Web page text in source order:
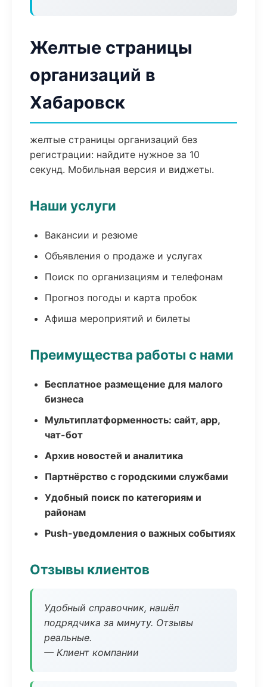
Желтые страницы
организаций в
Хабаровск
желтые страницы организаций без
регистрации: найдите нужное за 10
секунд. Мобильная версия и виджеты.
Наши услуги
Вакансии и резюме
Объявления о продаже и услугах
Поиск по организациям и телефонам
Прогноз погоды и карта пробок
Афиша мероприятий и билеты
Преимущества работы с нами
Бесплатное размещение для малого
бизнеса
Мультиплатформенность: сайт, app,
чат-бот
Архив новостей и аналитика
Партнёрство с городскими службами
Удобный поиск по категориям и
районам
Push-уведомления о важных событиях
Отзывы клиентов
Удобный справочник, нашёл
подрядчика за минуту. Отзывы
реальные.
— Клиент компании